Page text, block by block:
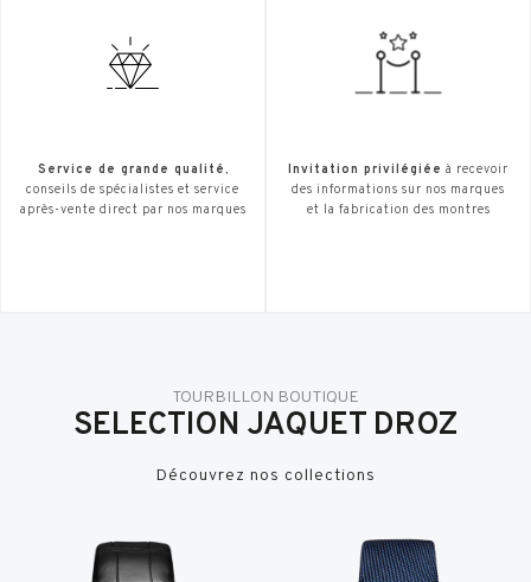
Service de grande qualité,
conseils de spécialistes et service
après-vente direct par nos marques
Invitation privilégiée à recevoir
des informations sur nos marques
et la fabrication des montres
TOURBILLON BOUTIQUE
SELECTION JAQUET DROZ
Découvrez nos collections